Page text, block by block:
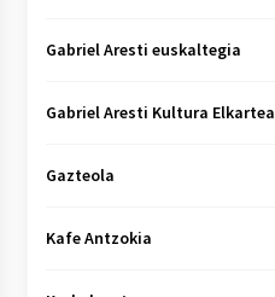
Gabriel Aresti euskaltegia
Gabriel Aresti Kultura Elkartea
Gazteola
Kafe Antzokia